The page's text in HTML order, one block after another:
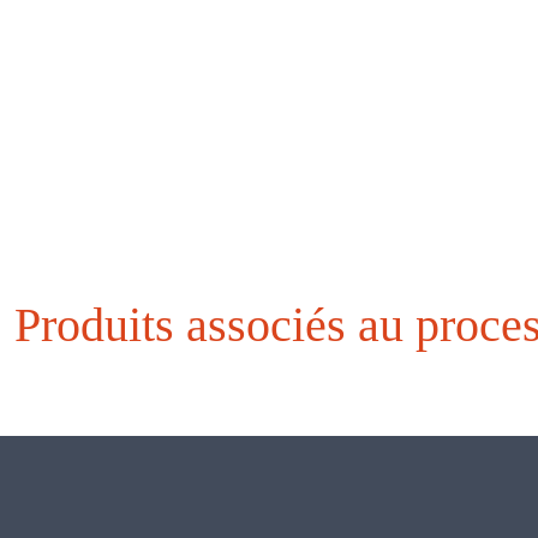
Produits associés au